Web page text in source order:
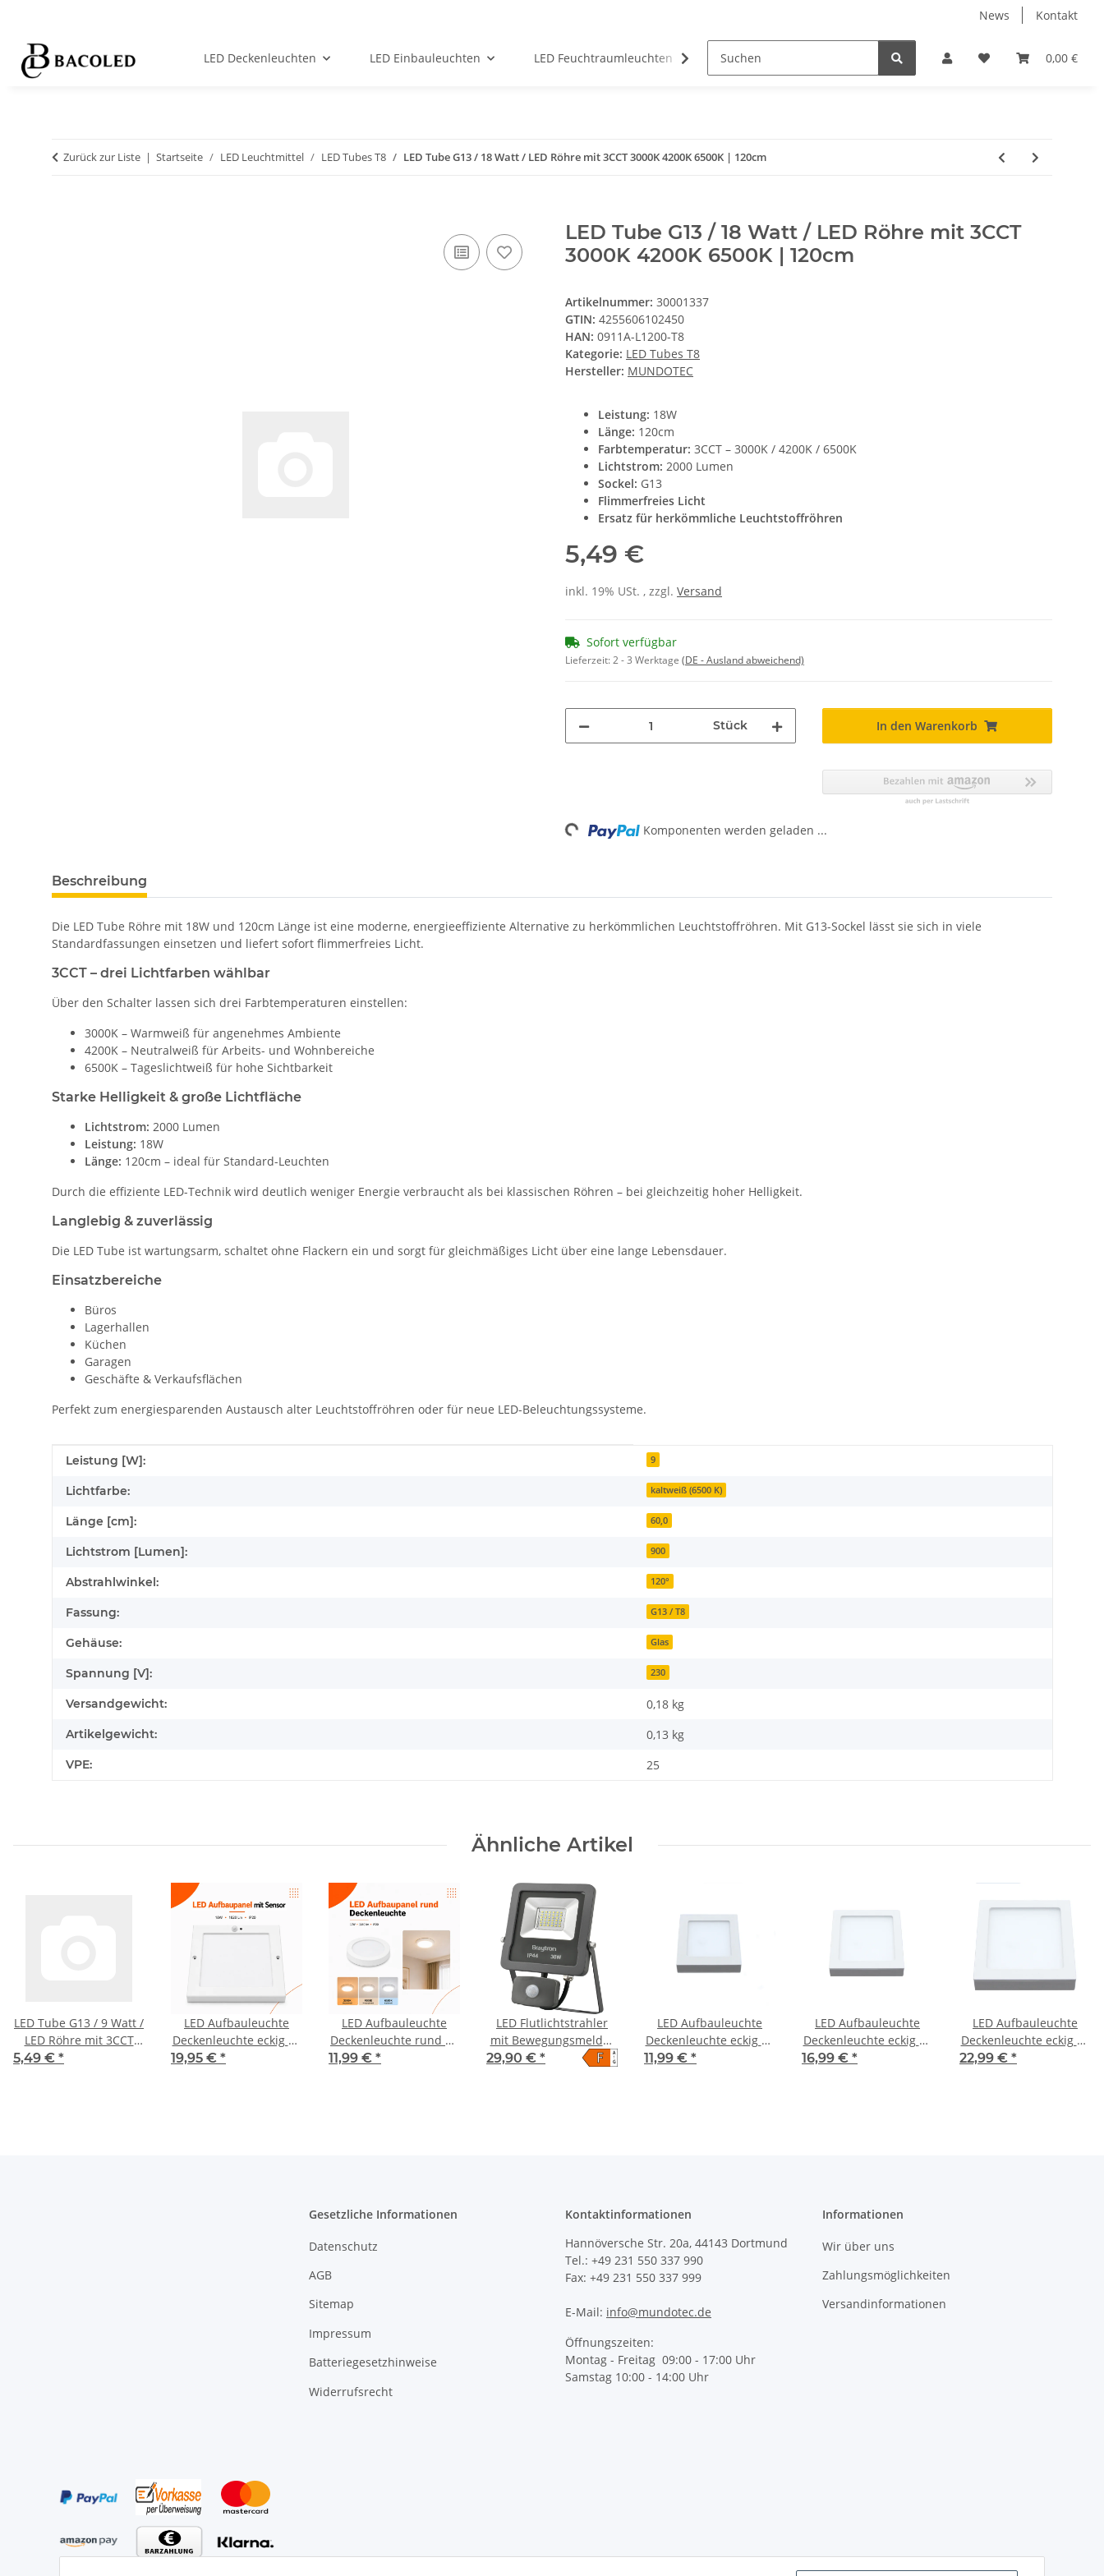
News Kontakt
0,00 €
LED Deckenleuchten LED Einbauleuchten LED Feuchtraumleuchten LED Gewerbe/Industrie Hallenbeleuchtung LED Leuchtmittel
Zurück zur Liste Startseite LED Leuchtmittel LED Tubes T8 LED Tube G13 / 18 Watt / LED Röhre mit 3CCT 3000K 4200K 6500K | 120cm
LED Tube G13 / 18 Watt / LED Röhre mit 3CCT
3000K 4200K 6500K | 120cm
Artikelnummer: 30001337
GTIN: 4255606102450
HAN: 0911A-L1200-T8
Kategorie: LED Tubes T8
Hersteller: MUNDOTEC
Leistung: 18W
Länge: 120cm
Farbtemperatur: 3CCT – 3000K / 4200K / 6500K
Lichtstrom: 2000 Lumen
Sockel: G13
Flimmerfreies Licht
Ersatz für herkömmliche Leuchtstoffröhren
5,49 €
inkl. 19% USt. , zzgl. Versand
Sofort verfügbar
Lieferzeit:2 - 3 Werktage (DE - Ausland abweichend)
Stück In den Warenkorb
Loading... Komponenten werden geladen ...
Beschreibung
Die LED Tube Röhre mit 18W und 120cm Länge ist eine moderne, energieeffiziente Alternative zu herkömmlichen Leuchtstoffröhren. Mit G13-Sockel lässt sie sich in viele
Standardfassungen einsetzen und liefert sofort flimmerfreies Licht.
3CCT – drei Lichtfarben wählbar
Über den Schalter lassen sich drei Farbtemperaturen einstellen:
3000K – Warmweiß für angenehmes Ambiente
4200K – Neutralweiß für Arbeits- und Wohnbereiche
6500K – Tageslichtweiß für hohe Sichtbarkeit
Starke Helligkeit & große Lichtfläche
Lichtstrom: 2000 Lumen
Leistung: 18W
Länge: 120cm – ideal für Standard-Leuchten
Durch die effiziente LED-Technik wird deutlich weniger Energie verbraucht als bei klassischen Röhren – bei gleichzeitig hoher Helligkeit.
Langlebig & zuverlässig
Die LED Tube ist wartungsarm, schaltet ohne Flackern ein und sorgt für gleichmäßiges Licht über eine lange Lebensdauer.
Einsatzbereiche
Büros
Lagerhallen
Küchen
Garagen
Geschäfte & Verkaufsflächen
Perfekt zum energiesparenden Austausch alter Leuchtstoffröhren oder für neue LED-Beleuchtungssysteme.
Produkteigenschaft
Wert
Leistung [W]: 9
Lichtfarbe: kaltweiß (6500 K)
Länge [cm]: 60,0
Lichtstrom [Lumen]: 900
Abstrahlwinkel: 120°
Fassung: G13 / T8
Gehäuse: Glas
Spannung [V]: 230
Versandgewicht: 0,18 kg
Artikelgewicht: 0,13 kg
VPE: 25
Ähnliche Artikel
LED Tube G13 / 9 Watt /
LED Röhre mit 3CCT
3000K 4200K 6500K |
5,49 € *
LED Aufbauleuchte
Deckenleuchte eckig 18
Watt IP20 mit Sensor
19,95 € *
LED Aufbauleuchte
Deckenleuchte rund 12
Watt IP20
11,99 € *
LED Flutlichtstrahler
mit Bewegungsmelder
IP44 30 Watt
29,90 € * A
↑
G
F
LED Aufbauleuchte
Deckenleuchte eckig 12
Watt IP20
11,99 € *
LED Aufbauleuchte
Deckenleuchte eckig 18
Watt IP20
16,99 € *
LED Aufbauleuchte
Deckenleuchte eckig 23
Watt IP20
22,99 € *
Gesetzliche Informationen
Datenschutz
AGB
Sitemap
Impressum
Batteriegesetzhinweise
Widerrufsrecht
Kontaktinformationen
Hannöversche Str. 20a, 44143 Dortmund
Tel.: +49 231 550 337 990
Fax: +49 231 550 337 999
E-Mail: info@mundotec.de
Öffnungszeiten:
Montag - Freitag 09:00 - 17:00 Uhr
Samstag 10:00 - 14:00 Uhr
Informationen
Wir über uns
Zahlungsmöglichkeiten
Versandinformationen